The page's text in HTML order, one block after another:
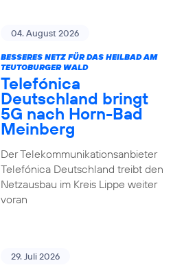
04. August 2026
BESSERES NETZ FÜR DAS HEILBAD AM
TEUTOBURGER WALD
Telefónica
Deutschland bringt
5G nach Horn-Bad
Meinberg
Der Telekommunikationsanbieter
Telefónica Deutschland treibt den
Netzausbau im Kreis Lippe weiter
voran
29. Juli 2026